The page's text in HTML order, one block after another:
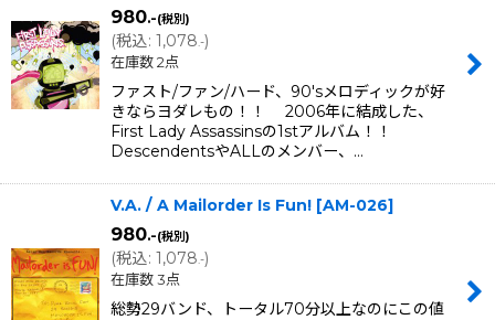
980.-(税別)
(税込: 1,078.-)
在庫数 2点
ファスト/ファン/ハード、90'sメロディックが好
きならヨダレもの！！ 2006年に結成した、
First Lady Assassinsの1stアルバム！！
DescendentsやALLのメンバー、…
V.A. / A Mailorder Is Fun! [AM-026]
980.-(税別)
(税込: 1,078.-)
在庫数 3点
総勢29バンド、トータル70分以上なのにこの値